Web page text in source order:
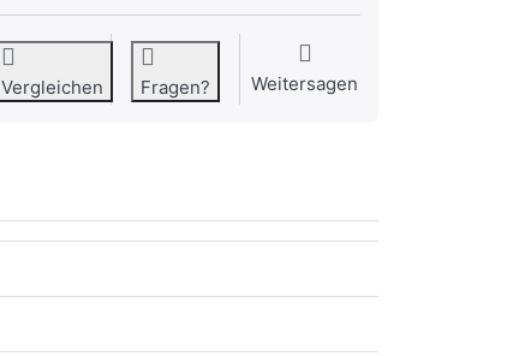
Vergleichen Fragen? Weitersagen